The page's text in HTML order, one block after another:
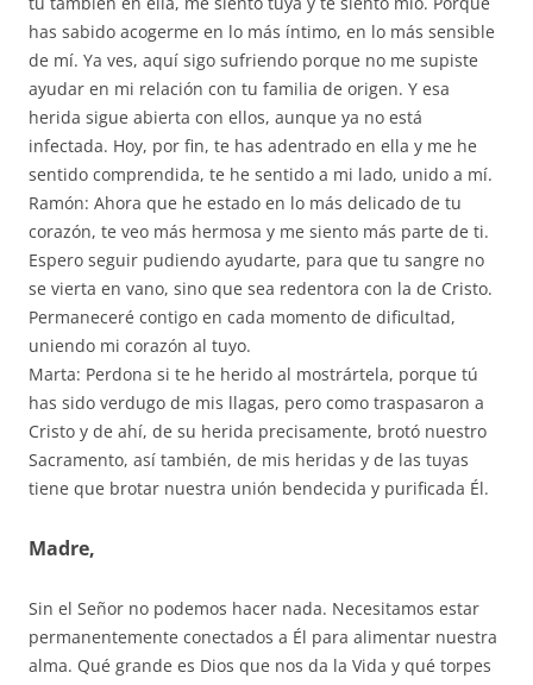
has sabido acogerme en lo más íntimo, en lo más sensible
de mí. Ya ves, aquí sigo sufriendo porque no me supiste
ayudar en mi relación con tu familia de origen. Y esa
herida sigue abierta con ellos, aunque ya no está
infectada. Hoy, por fin, te has adentrado en ella y me he
sentido comprendida, te he sentido a mi lado, unido a mí.
Ramón: Ahora que he estado en lo más delicado de tu
corazón, te veo más hermosa y me siento más parte de ti.
Espero seguir pudiendo ayudarte, para que tu sangre no
se vierta en vano, sino que sea redentora con la de Cristo.
Permaneceré contigo en cada momento de dificultad,
uniendo mi corazón al tuyo.
Marta: Perdona si te he herido al mostrártela, porque tú
has sido verdugo de mis llagas, pero como traspasaron a
Cristo y de ahí, de su herida precisamente, brotó nuestro
Sacramento, así también, de mis heridas y de las tuyas
tiene que brotar nuestra unión bendecida y purificada Él.
Madre,
Sin el Señor no podemos hacer nada. Necesitamos estar
permanentemente conectados a Él para alimentar nuestra
alma. Qué grande es Dios que nos da la Vida y qué torpes